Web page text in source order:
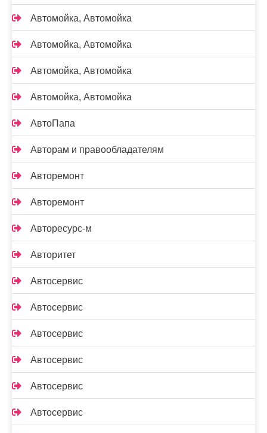
Автомойка, Автомойка
Автомойка, Автомойка
Автомойка, Автомойка
Автомойка, Автомойка
АвтоПапа
Авторам и правообладателям
Авторемонт
Авторемонт
Авторесурс-м
Авторитет
Автосервис
Автосервис
Автосервис
Автосервис
Автосервис
Автосервис